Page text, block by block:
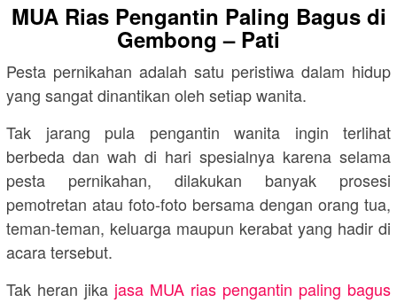
MUA Rias Pengantin Paling Bagus di
Gembong – Pati
Pesta pernikahan adalah satu peristiwa dalam hidup
yang sangat dinantikan oleh setiap wanita.
Tak jarang pula pengantin wanita ingin terlihat
berbeda dan wah di hari spesialnya karena selama
pesta pernikahan, dilakukan banyak prosesi
pemotretan atau foto-foto bersama dengan orang tua,
teman-teman, keluarga maupun kerabat yang hadir di
acara tersebut.
Tak heran jika jasa MUA rias pengantin paling bagus